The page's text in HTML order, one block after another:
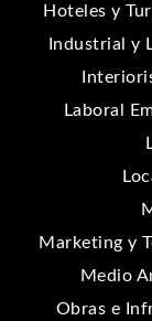
Hoteles y
Industrial y
Laboral
Marketing y
Medio
Obras e